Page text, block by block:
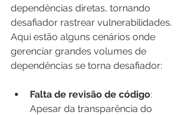
dependências diretas, tornando
desafiador rastrear vulnerabilidades.
Aqui estão alguns cenários onde
gerenciar grandes volumes de
dependências se torna desafiador:
Falta de revisão de código:
Apesar da transparência do